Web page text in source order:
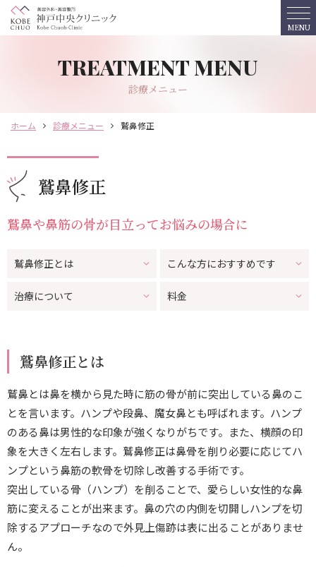
MENU
診療可能日
料金表
クリニック紹介
ドクター紹介
予約・相談
リクルート
【手術用】未成年の方 同意書
【処方薬用】未成年の方 同意書
診療メニュー
ホーム 診療メニュー 鷲鼻修正
鷲鼻修正
鷲鼻や鼻筋の骨が目立ってお悩みの場合に
鷲鼻修正とは こんな方におすすめです
治療について 料金
鷲鼻修正とは
鷲鼻とは鼻を横から見た時に筋の骨が前に突出している鼻のこ
とを言います。ハンプや段鼻、魔女鼻とも呼ばれます。ハンプ
のある鼻は男性的な印象が強くなりがちです。また、横顔の印
象を大きく左右します。鷲鼻修正は鼻骨を削り必要に応じてハ
ンプという鼻筋の軟骨を切除し改善する手術です。
突出している骨（ハンプ）を削ることで、愛らしい女性的な鼻
筋に変えることが出来ます。鼻の穴の内側を切開しハンプを切
除するアプローチなので外見上傷跡は表に出ることがありませ
ん。